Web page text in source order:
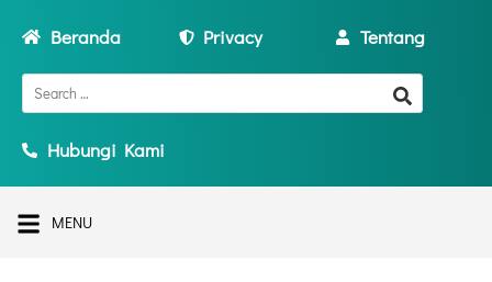
Beranda Privacy Tentang
Hubungi Kami
MENU